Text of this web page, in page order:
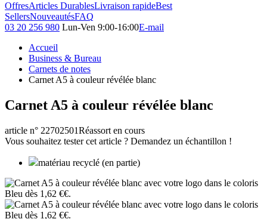
OffresArticles DurablesLivraison rapideBest
SellersNouveautésFAQ
03 20 256 980 Lun-Ven 9:00-16:00E-mail
Accueil
Business & Bureau
Carnets de notes
Carnet A5 à couleur révélée blanc
Carnet A5 à couleur révélée blanc
article n° 22702501Réassort en cours
Vous souhaitez tester cet article ? Demandez un échantillon !
matériau recyclé (en partie)